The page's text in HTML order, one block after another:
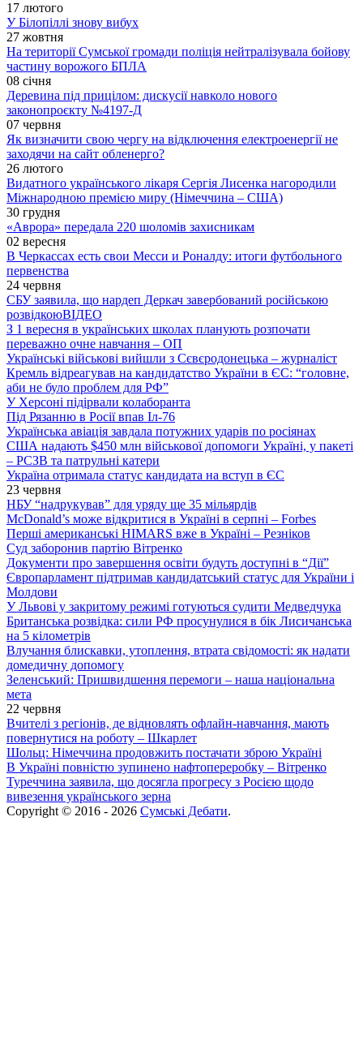
17 лютого
У Білопіллі знову вибух
27 жовтня
На території Сумської громади поліція нейтралізувала бойову
частину ворожого БПЛА
08 січня
Деревина під прицілом: дискусії навколо нового
законопроєкту №4197-Д
07 червня
Як визначити свою чергу на відключення електроенергії не
заходячи на сайт обленерго?
26 лютого
Видатного українського лікаря Сергія Лисенка нагородили
Міжнародною премією миру (Німеччина – США)
30 грудня
«Аврора» передала 220 шоломів захисникам
02 вересня
В Черкассах есть свои Месси и Роналду: итоги футбольного
первенства
24 червня
СБУ заявила, що нардеп Деркач завербований російською
розвідкоюВІДЕО
З 1 вересня в українських школах планують розпочати
переважно очне навчання – ОП
Українські військові вийшли з Сєвєродонецька – журналіст
Кремль відреагував на кандидатство України в ЄС: “головне,
аби не було проблем для РФ”
У Херсоні підірвали колаборанта
Під Рязанню в Росії впав Іл-76
Українська авіація завдала потужних ударів по росіянах
США надають $450 млн військової допомоги Україні, у пакеті
– РСЗВ та патрульні катери
Україна отримала статус кандидата на вступ в ЄС
23 червня
НБУ “надрукував” для уряду ще 35 мільярдів
McDonald’s може відкритися в Україні в серпні – Forbes
Перші американські HIMARS вже в Україні – Резніков
Суд заборонив партію Вітренко
Документи про завершення освіти будуть доступні в “Дії”
Європарламент підтримав кандидатський статус для України і
Молдови
У Львові у закритому режимі готуються судити Медведчука
Британська розвідка: сили РФ просунулися в бік Лисичанська
на 5 кілометрів
Влучання блискавки, утоплення, втрата свідомості: як надати
домедичну допомогу
Зеленський: Пришвидшення перемоги – наша національна
мета
22 червня
Вчителі з регіонів, де відновлять офлайн-навчання, мають
повернутися на роботу – Шкарлет
Шольц: Німеччина продовжить постачати зброю Україні
В Україні повністю зупинено нафтопереробку – Вітренко
Туреччина заявила, що досягла прогресу з Росією щодо
вивезення українського зерна
Copyright © 2016 - 2026 Сумські Дебати.